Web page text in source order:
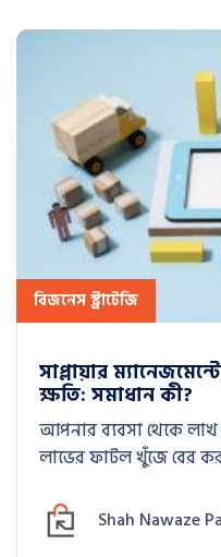
বিজনেস স্ট্রাটেজি
সাপ্লায়ার
ক্ষতি: সমাধান কী?
আপনার ব্যবসা থেকে লাখ
লাভের ফাটল খুঁজে বের
ফ্রি ৩০ দিনের একশন
করুন।
Shah Nawaze